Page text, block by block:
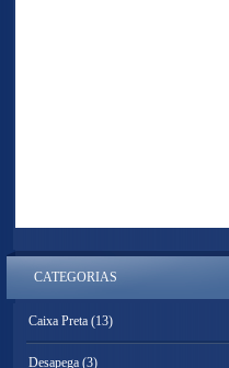
CATEGORIAS
Caixa Preta (13)
Desapega (3)